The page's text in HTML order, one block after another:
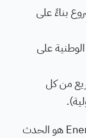
بناءً على
أولاً، يتم تحديد جوائز Energy Globe الوطنية على
من كل
ملاحظة: فعاليات جائزة Energy Globe World هو الحدث